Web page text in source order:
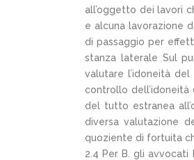
all’oggetto dei lavori
e alcuna lavorazione
di passaggio per
stanza laterale Sul
valutare l’idoneità
controllo
del tutto estranea
diversa valutazione
quoziente di fortuita
2.4 Per B. gli